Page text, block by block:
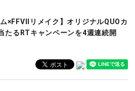
×FFVIIリメイク】オリジナルQUOカ
たるRTキャンペーンを4週連続開